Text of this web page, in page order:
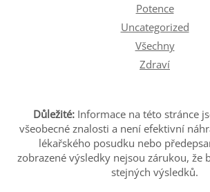
Potence
Uncategorized
Všechny
Zdraví
Důležité: Informace na této stránce
všeobecné znalosti a není efektivní
lékařského posudku nebo
zobrazené výsledky nejsou zárukou, že
stejných výsledků.